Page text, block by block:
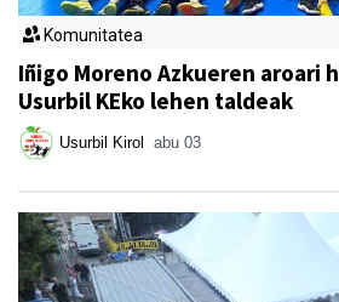
Komunitatea
Iñigo Moreno Azkueren aroari
Usurbil KEko lehen taldeak
Usurbil Kirol abu 03